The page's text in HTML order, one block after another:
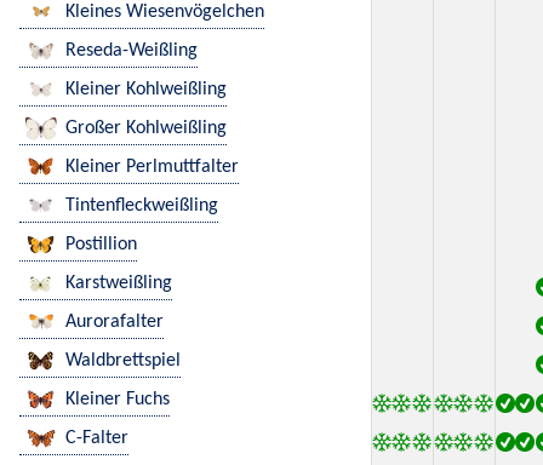
Kleines Wiesenvögelchen
Reseda-Weißling
Kleiner Kohlweißling
Großer Kohlweißling
Kleiner Perlmuttfalter
Tintenfleckweißling
Postillion
Karstweißling
Aurorafalter
Waldbrettspiel
Kleiner Fuchs
C-Falter